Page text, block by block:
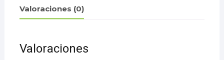
Valoraciones (0)
Valoraciones